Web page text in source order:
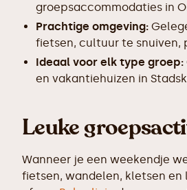
groepsaccommodaties in
Prachtige omgeving:
fietsen, cultuur te snuiven,
Ideaal voor elk type groep:
en vakantiehuizen in
Leuke
Wanneer je een weekendje
fietsen, wandelen, kletsen en